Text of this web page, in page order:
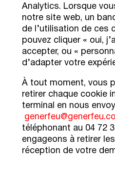
Analytics. Lorsque
notre site web, un
de l’utilisation de ces
pouvez cliquer « oui,
accepter, ou «
d’adapter votre
À tout moment, vous
retirer chaque cookie
terminal en nous
téléphonant au 04 72
engageons à retirer
réception de votre